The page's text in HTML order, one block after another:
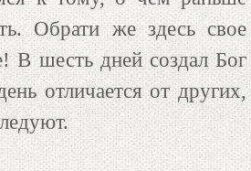
Обрати же здесь свое
В шесть дней создал Бог
отличается от других,